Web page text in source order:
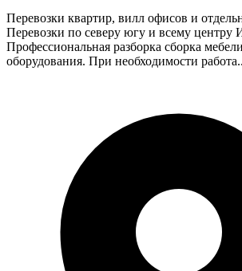
Перевозки квартир, вилл офисов и
Перевозки по северу югу и всему центру
Профессиональная разборка сборка
оборудования. При необходимости